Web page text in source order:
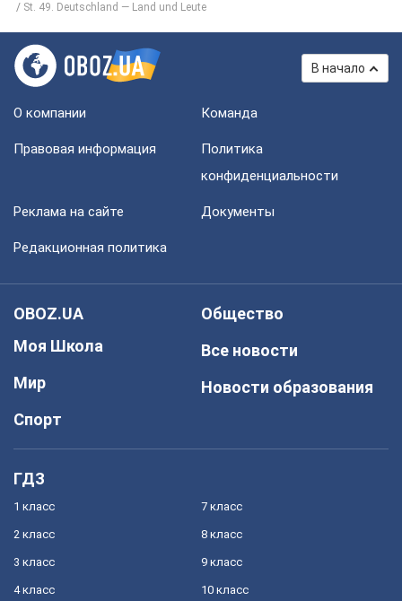
St. 49. Deutschland — Land und Leute
В начало
О компании Команда
Правовая информация
Политика
конфиденциальности
Реклама на сайте Документы
Редакционная политика
OBOZ.UA
Моя Школа
Мир
Спорт
Общество
Все новости
Новости образования
ГДЗ
1 класс
2 класс
3 класс
4 класс
7 класс
8 класс
9 класс
10 класс